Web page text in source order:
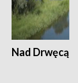
Nad Drwęcą